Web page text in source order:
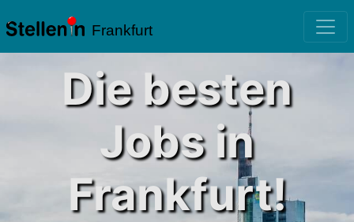
Frankfurt
Die besten
Jobs in
Frankfurt!